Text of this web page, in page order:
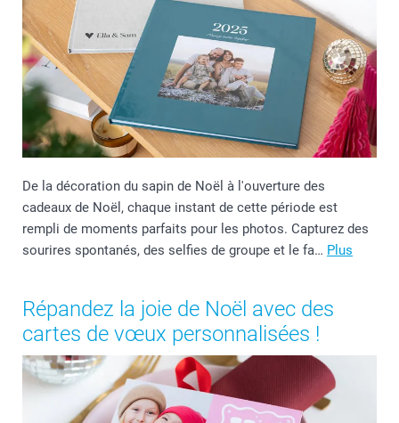
De la décoration du sapin de Noël à l'ouverture des
cadeaux de Noël, chaque instant de cette période est
rempli de moments parfaits pour les photos. Capturez des
sourires spontanés, des selfies de groupe et le fa… Plus
Répandez la joie de Noël avec des
cartes de vœux personnalisées !